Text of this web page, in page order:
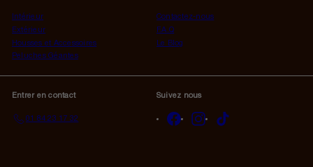
Intérieur
Extérieur
Housses et Accessoires
Peluches Géantes
Contactez-nous
F.A.Q
Le Blog
Entrer en contact
01 84 23 17 32
Suivez nous
FacebookInstagram